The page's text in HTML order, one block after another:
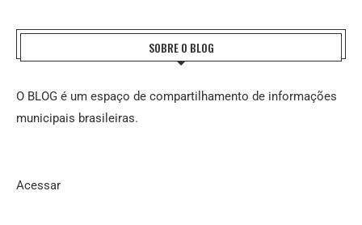
SOBRE O BLOG
O BLOG é um espaço de compartilhamento de informações
municipais brasileiras.
Acessar